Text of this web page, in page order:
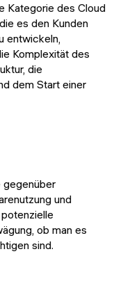
Kategorie des Cloud
es den Kunden
entwickeln,
Komplexität des
die
dem Start einer
gegenüber
und
ob man es
sind.